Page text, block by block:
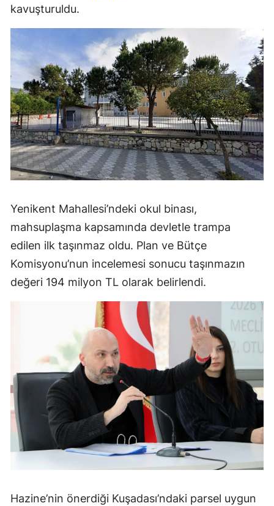
kavuşturuldu.
Yenikent Mahallesi’ndeki okul binası,
mahsuplaşma kapsamında devletle trampa
edilen ilk taşınmaz oldu. Plan ve Bütçe
Komisyonu’nun incelemesi sonucu taşınmazın
değeri 194 milyon TL olarak belirlendi.
Hazine’nin önerdiği Kuşadası’ndaki parsel uygun